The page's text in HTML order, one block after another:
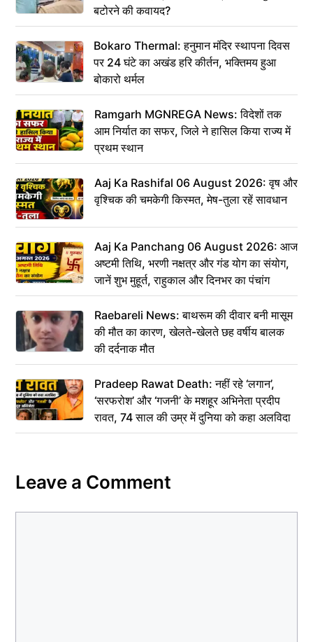
बटोरने की कवायद?
Bokaro Thermal: हनुमान मंदिर स्थापना दिवस
पर 24 घंटे का अखंड हरि कीर्तन, भक्तिमय हुआ
बोकारो थर्मल
Ramgarh MGNREGA News: विदेशों तक
आम निर्यात का सफर, जिले ने हासिल किया राज्य में
प्रथम स्थान
Aaj Ka Rashifal 06 August 2026: वृष और
वृश्चिक की चमकेगी किस्मत, मेष-तुला रहें सावधान
Aaj Ka Panchang 06 August 2026: आज
अष्टमी तिथि, भरणी नक्षत्र और गंड योग का संयोग,
जानें शुभ मुहूर्त, राहुकाल और दिनभर का पंचांग
Raebareli News: बाथरूम की दीवार बनी मासूम
की मौत का कारण, खेलते-खेलते छह वर्षीय बालक
की दर्दनाक मौत
Pradeep Rawat Death: नहीं रहे ‘लगान’,
‘सरफरोश’ और ‘गजनी’ के मशहूर अभिनेता प्रदीप
रावत, 74 साल की उम्र में दुनिया को कहा अलविदा
Leave a Comment